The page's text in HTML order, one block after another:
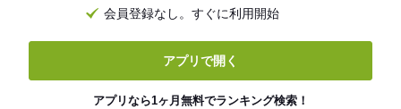
会員登録なし。すぐに利用開始
アプリで開く
アプリなら1ヶ月無料でランキング検索！